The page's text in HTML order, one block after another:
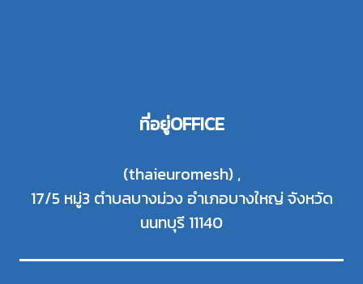
ที่อยู่OFFICE
(thaieuromesh) ,
17/5 หมู่3 ตำบลบางม่วง อำเภอบางใหญ่ จังหวัด
นนทบุรี 11140